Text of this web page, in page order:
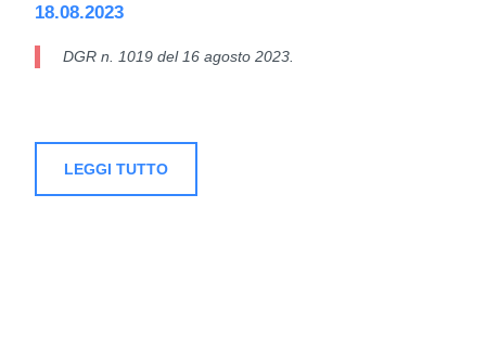
18.08.2023
DGR n. 1019 del 16 agosto 2023.
LEGGI TUTTO